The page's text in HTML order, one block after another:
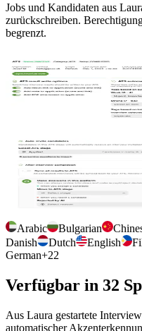
Jobs und Kandidaten aus
zurückschreiben.
begrenzt.
Verbindung zu
Verbinden Sie Laura einmal,
gespeichert werden, und
Konfiguration pro
Stellenbeschreibung
ausgewählten Laura-Phase
Ergebnisse
Arabic Bulgarian
Danish
Dutch English
German+22
Verfügbar in 32
Aus Laura gestartete
automatischer